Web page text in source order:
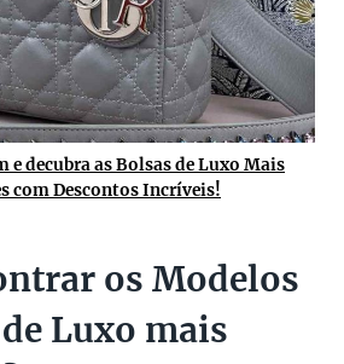
e decubra as Bolsas de Luxo Mais
com Descontos Incríveis!
os Modelos
Luxo mais